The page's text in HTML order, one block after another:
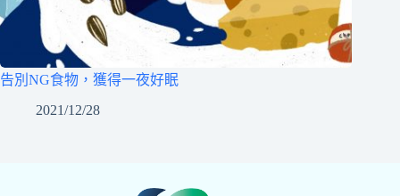
告別NG食物，獲得一夜好眠
2021/12/28